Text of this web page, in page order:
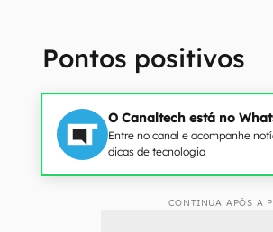
Pontos positivos
O Canaltech está no
Entre no canal e acompanhe
dicas de tecnologia
CONTINUA APÓS A